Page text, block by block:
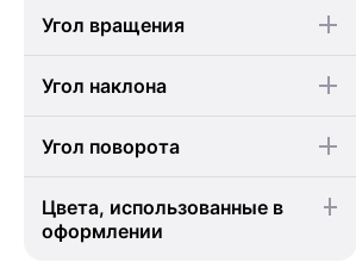
Угол вращения
Угол наклона
Угол поворота
Цвета, использованные в
оформлении